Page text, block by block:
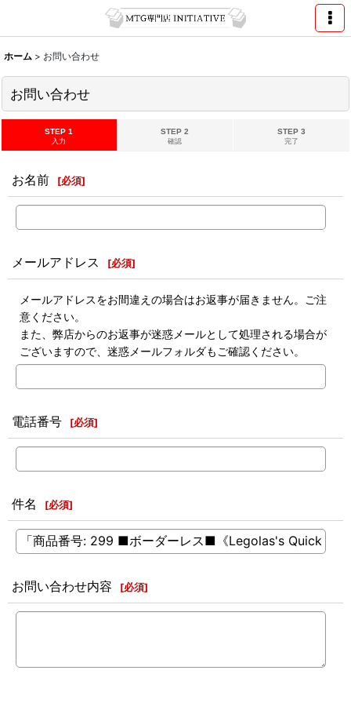
ホーム > お問い合わせ
お問い合わせ
STEP 1
入力
STEP 2
確認
STEP 3
完了
お名前 [必須]
メールアドレス [必須]
メールアドレスをお間違えの場合はお返事が届きません。ご注
意ください。
また、弊店からのお返事が迷惑メールとして処理される場合が
ございますので、迷惑メールフォルダもご確認ください。
電話番号 [必須]
件名 [必須]
お問い合わせ内容 [必須]